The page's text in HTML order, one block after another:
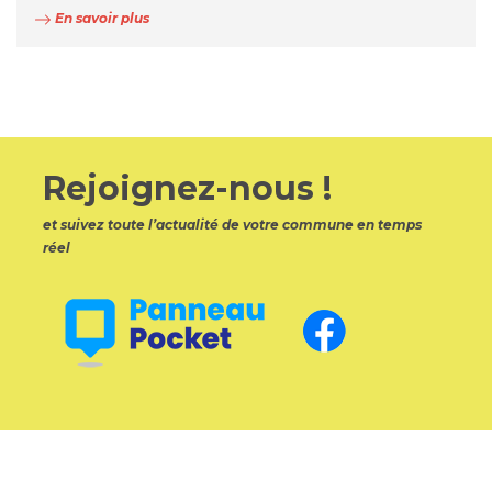
En savoir plus
Rejoignez-nous !
et suivez toute l’actualité de votre commune en temps
réel